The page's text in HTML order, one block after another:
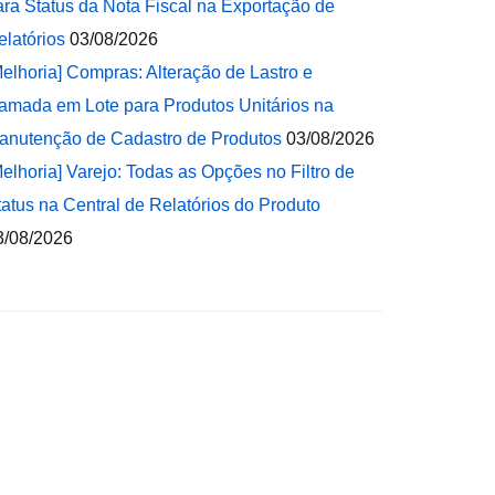
Status da Nota Fiscal na Exportação de
03/08/2026
Compras: Alteração de Lastro e
em Lote para Produtos Unitários na
de Cadastro de Produtos 03/08/2026
Varejo: Todas as Opções no Filtro de
na Central de Relatórios do Produto
08/2026